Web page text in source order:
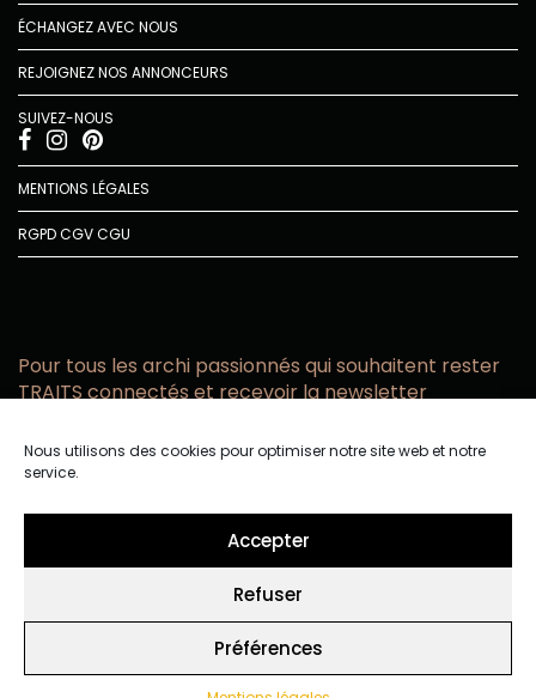
Nous utilisons des cookies pour optimiser notre site web et notre
service.
Accepter
Refuser
Préférences
ÉCHANGEZ AVEC NOUS
REJOIGNEZ NOS ANNONCEURS
SUIVEZ-NOUS
MENTIONS LÉGALES
RGPDCGVCGU
Pour tous les archi passionnés qui souhaitent rester
TRAITS connectés et recevoir la newsletter
email
confidentialité.